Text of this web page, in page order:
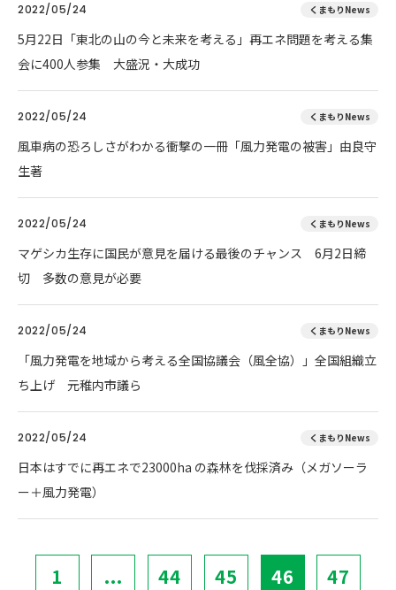
2022/05/24 くまもりNews
5月22日「東北の山の今と未来を考える」再エネ問題を考える集
会に400人参集 大盛況・大成功
2022/05/24 くまもりNews
風車病の恐ろしさがわかる衝撃の一冊「風力発電の被害」由良守
生著
2022/05/24 くまもりNews
マゲシカ生存に国民が意見を届ける最後のチャンス 6月2日締
切 多数の意見が必要
2022/05/24 くまもりNews
「風力発電を地域から考える全国協議会（風全協）」全国組織立
ち上げ 元稚内市議ら
2022/05/24 くまもりNews
日本はすでに再エネで23000ha の森林を伐採済み（メガソーラ
ー＋風力発電）
1 ... 44 45 46 47